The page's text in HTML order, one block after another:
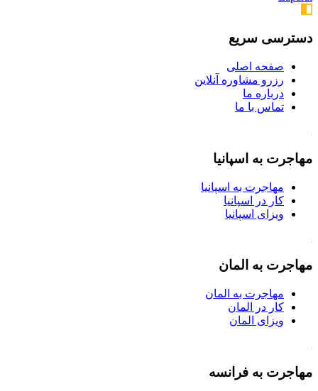
دسترسی سریع
صفحه اصلی
رزرو مشاوره آنلاین
درباره ما
تماس با ما
مهاجرت به اسپانیا
مهاجرت به اسپانیا
کار در اسپانیا
ویزای اسپانیا
مهاجرت به المان
مهاجرت به المان
کار در المان
ویزای المان
مهاجرت به فرانسه